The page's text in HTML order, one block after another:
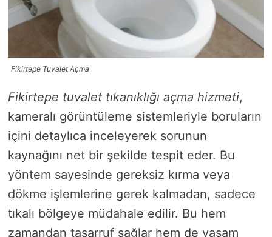
Fikirtepe Tuvalet Açma
Fikirtepe tuvalet tıkanıklığı açma hizmeti,
kameralı görüntüleme sistemleriyle boruların
içini detaylıca inceleyerek sorunun
kaynağını net bir şekilde tespit eder. Bu
yöntem sayesinde gereksiz kırma veya
dökme işlemlerine gerek kalmadan, sadece
tıkalı bölgeye müdahale edilir. Bu hem
zamandan tasarruf sağlar hem de yaşam